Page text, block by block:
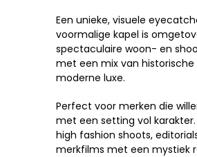
Een unieke, visuele
voormalige kapel is
spectaculaire woon- en
met een mix van
moderne luxe.
Perfect voor merken die
met een setting vol karakter.
high fashion shoots,
merkfilms met een mystiek